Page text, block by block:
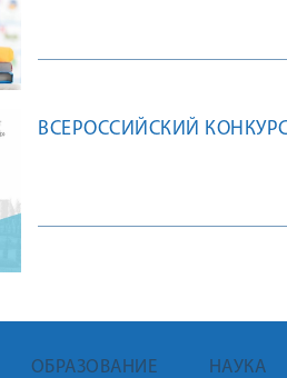
ВСЕРОССИЙСКИЙ
ОБРАЗОВАНИЕ НАУКА